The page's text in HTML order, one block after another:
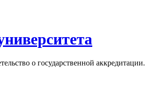
о государственной аккредитации.